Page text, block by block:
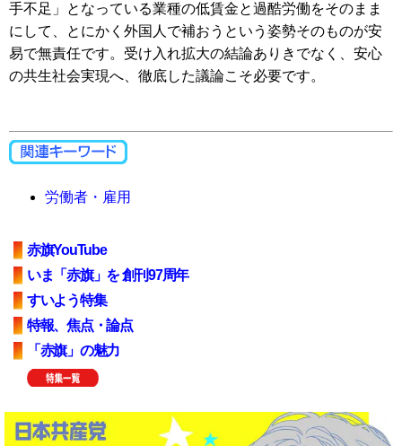
手不足」となっている業種の低賃金と過酷労働をそのまま
にして、とにかく外国人で補おうという姿勢そのものが安
易で無責任です。受け入れ拡大の結論ありきでなく、安心
の共生社会実現へ、徹底した議論こそ必要です。
労働者・雇用
赤旗YouTube
いま「赤旗」を 創刊97周年
すいよう特集
特報、焦点・論点
「赤旗」の魅力